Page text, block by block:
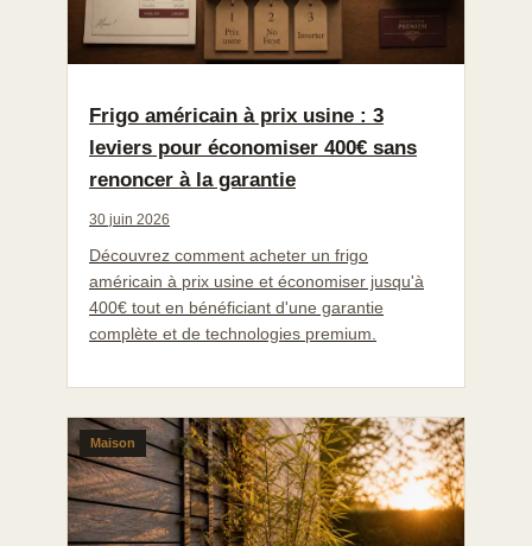
Frigo américain à prix usine : 3
leviers pour économiser 400€ sans
renoncer à la garantie
30 juin 2026
Découvrez comment acheter un frigo
américain à prix usine et économiser jusqu'à
400€ tout en bénéficiant d'une garantie
complète et de technologies premium.
Maison